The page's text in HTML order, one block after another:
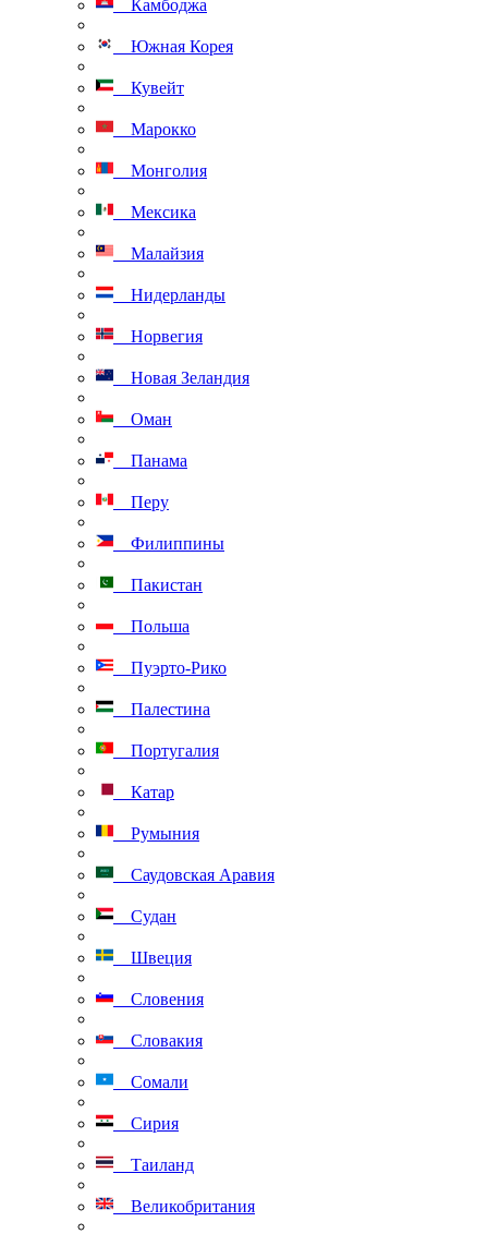
Камбоджа
Южная Корея
Кувейт
Марокко
Монголия
Мексика
Малайзия
Нидерланды
Норвегия
Новая Зеландия
Оман
Панама
Перу
Филиппины
Пакистан
Польша
Пуэрто-Рико
Палестина
Португалия
Катар
Румыния
Саудовская Аравия
Судан
Швеция
Словения
Словакия
Сомали
Сирия
Таиланд
Великобритания